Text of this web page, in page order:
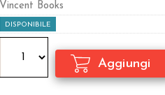
Vincent Books
DISPONIBILE